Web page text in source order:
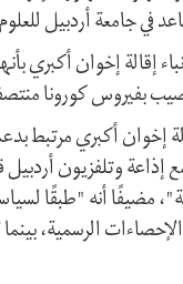
في جامعة أردبيل
إقالة إخوان أكبري
إخوان أكبري مرتبط
مع إذاعة وتلفزيون
مضيفًا أنه "طبقًا
الرسمية،